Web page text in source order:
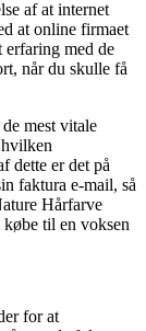
af at internet
at online firmaet
erfaring med de
når du skulle få
mest vitale
dette er det på
faktura e-mail, så
Hårfarve
til en voksen
for at